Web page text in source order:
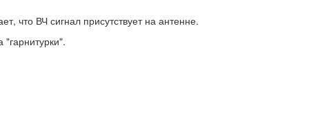
что ВЧ сигнал присутствует на антенне.